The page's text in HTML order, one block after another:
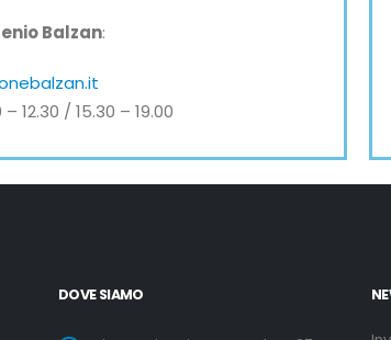
Balzan:
12.30 / 15.30 – 19.00
DOVE SIAMO